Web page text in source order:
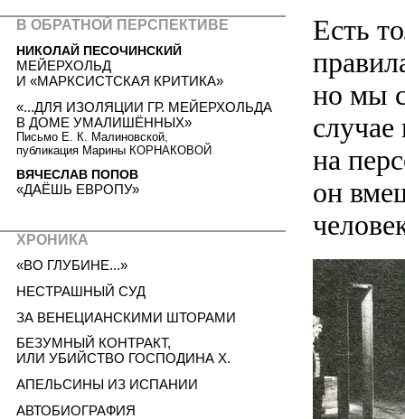
Есть
но мы
на
он
В ОБРАТНОЙ ПЕРСПЕКТИВЕ
НИКОЛАЙ ПЕСОЧИНСКИЙ
МЕЙЕРХОЛЬД
И «МАРКСИСТСКАЯ КРИТИКА»
«...ДЛЯ ИЗОЛЯЦИИ ГР. МЕЙЕРХОЛЬДА
В ДОМЕ УМАЛИШЁННЫХ»
Письмо Е. К. Малиновской,
публикация Марины КОРНАКОВОЙ
ВЯЧЕСЛАВ ПОПОВ
«ДАЁШЬ ЕВРОПУ»
ХРОНИКА
«ВО ГЛУБИНЕ...»
НЕСТРАШНЫЙ СУД
ЗА ВЕНЕЦИАНСКИМИ ШТОРАМИ
БЕЗУМНЫЙ КОНТРАКТ,
ИЛИ УБИЙСТВО ГОСПОДИНА X.
АПЕЛЬСИНЫ ИЗ ИСПАНИИ
АВТОБИОГРАФИЯ